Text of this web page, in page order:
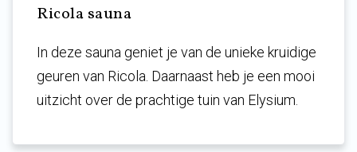
Ricola sauna
In deze sauna geniet je van de unieke kruidige
geuren van Ricola. Daarnaast heb je een mooi
uitzicht over de prachtige tuin van Elysium.